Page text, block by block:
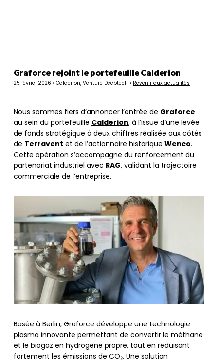
Graforce rejoint le portefeuille Calderion
25 février 2026 • Calderion, Venture Deeptech • Revenir aux actualités
Nous sommes fiers d’annoncer l’entrée de Graforce
au sein du portefeuille Calderion, à l’issue d’une levée
de fonds stratégique à deux chiffres réalisée aux côtés
de Terravent et de l’actionnaire historique Wenco.
Cette opération s’accompagne du renforcement du
partenariat industriel avec RAG, validant la trajectoire
commerciale de l’entreprise.
Basée à Berlin, Graforce développe une technologie
plasma innovante permettant de convertir le méthane
et le biogaz en hydrogène propre, tout en réduisant
fortement les émissions de CO₂. Une solution